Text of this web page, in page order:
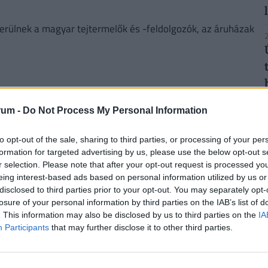
- Do Not Process My Personal Information
opt-out of the sale, sharing to third parties, or processing of your
for targeted advertising by us, please use the below opt-out
selection. Please note that after your opt-out request is processed
interest-based ads based on personal information utilized by us
to third parties prior to your opt-out. You may separately
of your personal information by third parties on the IAB’s list of
This information may also be disclosed by us to third parties on the
Participants that may further disclose it to other third parties.
a magyar tejtermelők és -feldolgozók, az áruházak
felhívást tettek közzé a termelők
a Tej Szakmaközi Szervezet és Terméktanács.
adják a tejet, 200 forintért is
körül kaphatók, a tejpiacon erős a kínálati nyomás.
osztanak ki, de szoros a határidő